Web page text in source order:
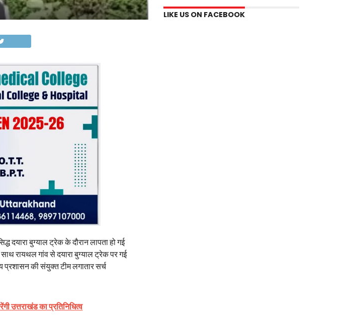
दयारा बुग्याल ट्रेक के दौरान लापता हो गई
रायथल गांव से दयारा बुग्याल ट्रेक पर गई
की संयुक्त टीम लगातार सर्च
उत्तराखंड का प्रतिनिधित्व
LIKE US ON FACEBOOK